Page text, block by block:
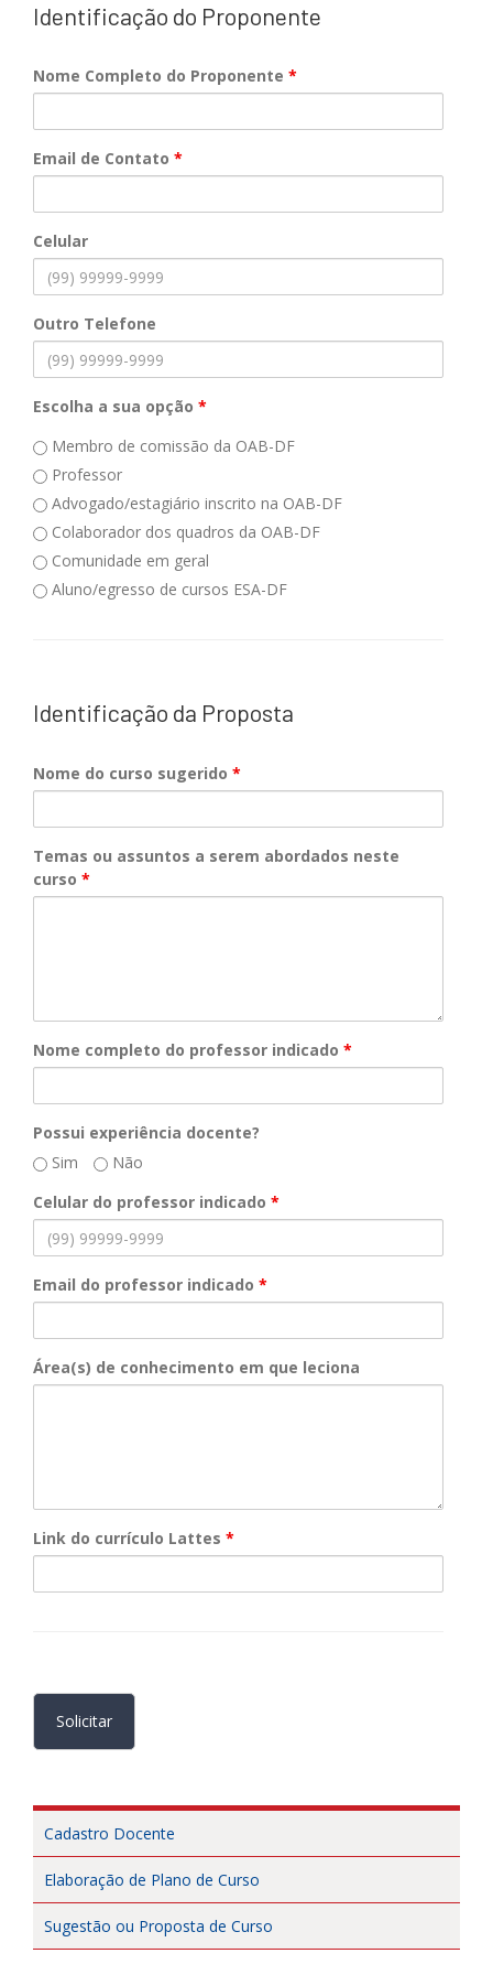
Identificação do Proponente
Nome Completo do Proponente *
Email de Contato *
Celular
Outro Telefone
Escolha a sua opção *
Membro de comissão da OAB-DF
Professor
Advogado/estagiário inscrito na OAB-DF
Colaborador dos quadros da OAB-DF
Comunidade em geral
Aluno/egresso de cursos ESA-DF
Identificação da Proposta
Nome do curso sugerido *
Temas ou assuntos a serem abordados neste
curso *
Nome completo do professor indicado *
Possui experiência docente?
Sim
Não
Celular do professor indicado *
Email do professor indicado *
Área(s) de conhecimento em que leciona
Link do currículo Lattes *
Cadastro Docente
Elaboração de Plano de Curso
Sugestão ou Proposta de Curso